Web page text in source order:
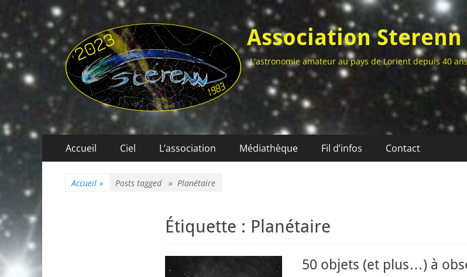
Association Sterenn
L'astronomie amateur au pays de Lorient depuis 40
Menu
principal
Accueil Ciel L’association Médiathèque Fil d’infos Contact
Accueil » Posts tagged » Planétaire
Étiquette : Planétaire
50 objets (et plus…) à